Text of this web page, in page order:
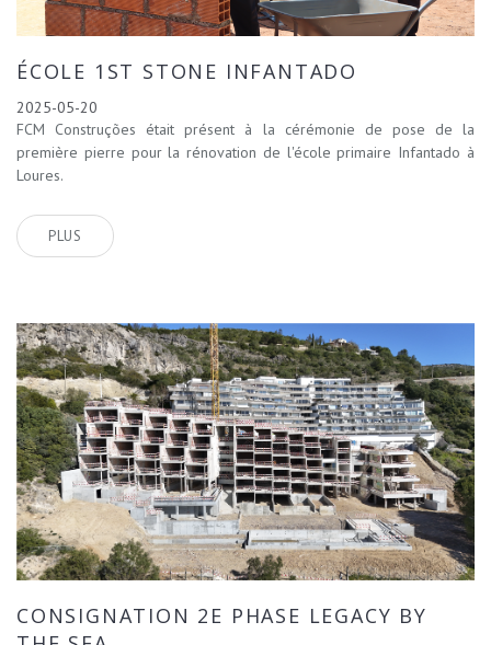
ÉCOLE 1ST STONE INFANTADO
2025-05-20
FCM Construções était présent à la cérémonie de pose de la
première pierre pour la rénovation de l'école primaire Infantado à
Loures.
PLUS
CONSIGNATION 2E PHASE LEGACY BY